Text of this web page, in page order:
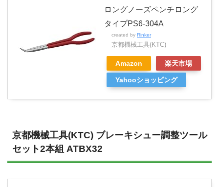
ロングノーズペンチロング
タイプPS6-304A
created by Rinker
京都機械工具(KTC)
Amazon 楽天市場
Yahooショッピング
京都機械工具(KTC) ブレーキシュー調整ツール
セット2本組 ATBX32